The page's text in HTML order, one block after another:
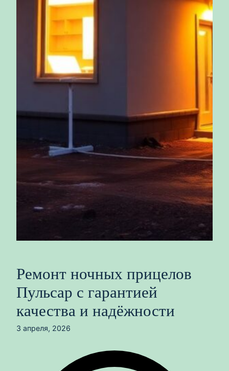
Ремонт ночных прицелов
Пульсар с гарантией
качества и надёжности
3 апреля, 2026